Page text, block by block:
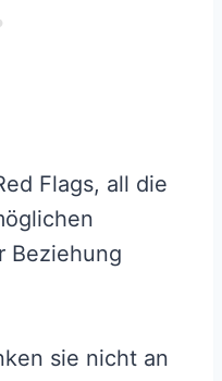
Flags, all die
Beziehung
sie nicht an